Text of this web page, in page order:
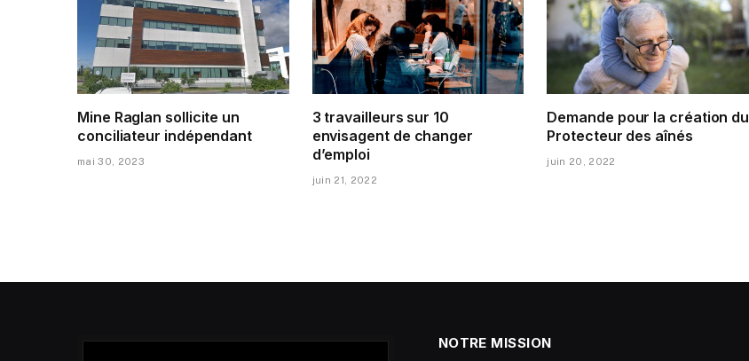
Mine Raglan sollicite un
conciliateur indépendant
mai 30, 2023
3 travailleurs sur 10
envisagent de changer
d’emploi
juin 21, 2022
Demande pour la création du
Protecteur des aînés
juin 20, 2022
NOTRE MISSION